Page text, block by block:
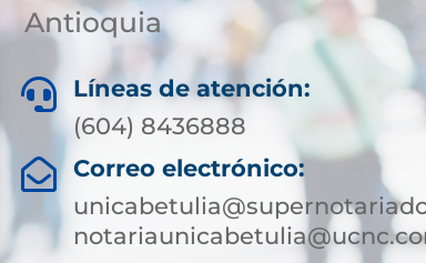
Antioquia

Líneas de atención:
(604) 8436888

Correo electrónico: